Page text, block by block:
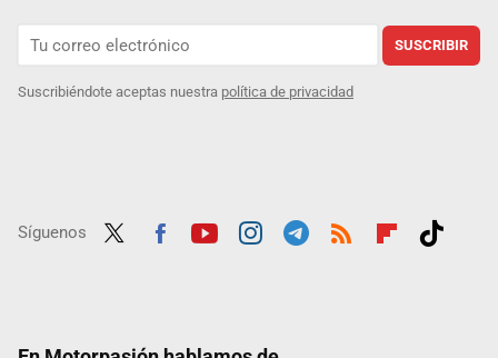
SUSCRIBIR
Suscribiéndote aceptas nuestra política de privacidad
Síguenos